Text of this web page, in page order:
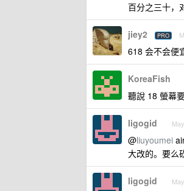
百分之三十，
jiey2 PRO
618 会不会便
KoreaFish
聽說 18 螢幕
ligogid
@liuyoumei
大改的。要么
ligogid